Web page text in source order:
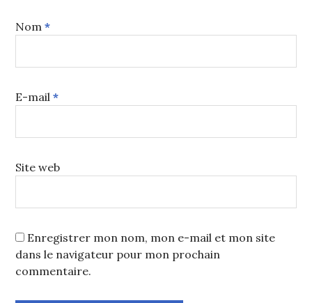
Nom*
E-mail*
Site web
Enregistrer mon nom, mon e-mail et mon site
dans le navigateur pour mon prochain
commentaire.